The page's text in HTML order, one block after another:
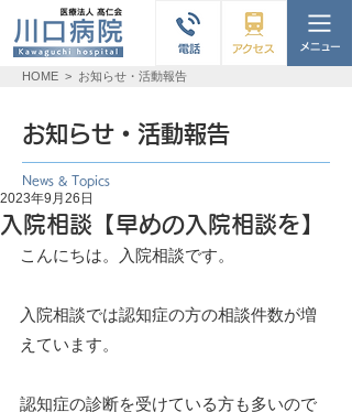
HOME > お知らせ・活動報告
お知らせ・活動報告
News & Topics
入院相談【早めの入院相談を】
2023年9月26日
こんにちは。入院相談です。
入院相談では認知症の方の相談件数が増
えています。
認知症の診断を受けている方も多いので